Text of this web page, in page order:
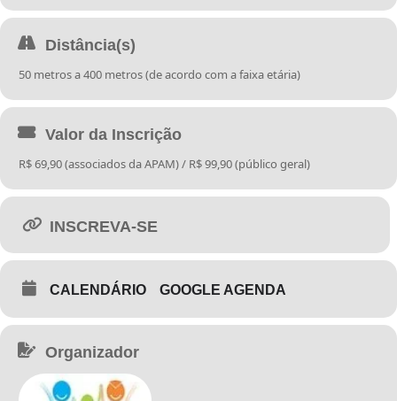
Distância(s)
50 metros a 400 metros (de acordo com a faixa etária)
Valor da Inscrição
R$ 69,90 (associados da APAM) / R$ 99,90 (público geral)
INSCREVA-SE
CALENDÁRIO GOOGLE AGENDA
Organizador